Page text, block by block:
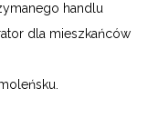
handlu
dla mieszkańców